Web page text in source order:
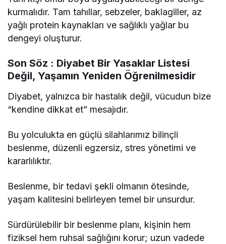
kurmalıdır. Tam tahıllar, sebzeler, baklagiller, az
yağlı protein kaynakları ve sağlıklı yağlar bu
dengeyi oluşturur.
Son Söz : Diyabet Bir Yasaklar Listesi
Değil, Yaşamın Yeniden Öğrenilmesidir
Diyabet, yalnızca bir hastalık değil, vücudun bize
“kendine dikkat et” mesajıdır.
Bu yolculukta en güçlü silahlarımız bilinçli
beslenme, düzenli egzersiz, stres yönetimi ve
kararlılıktır.
Beslenme, bir tedavi şekli olmanın ötesinde,
yaşam kalitesini belirleyen temel bir unsurdur.
Sürdürülebilir bir beslenme planı, kişinin hem
fiziksel hem ruhsal sağlığını korur; uzun vadede